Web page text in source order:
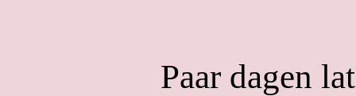
Paar dagen